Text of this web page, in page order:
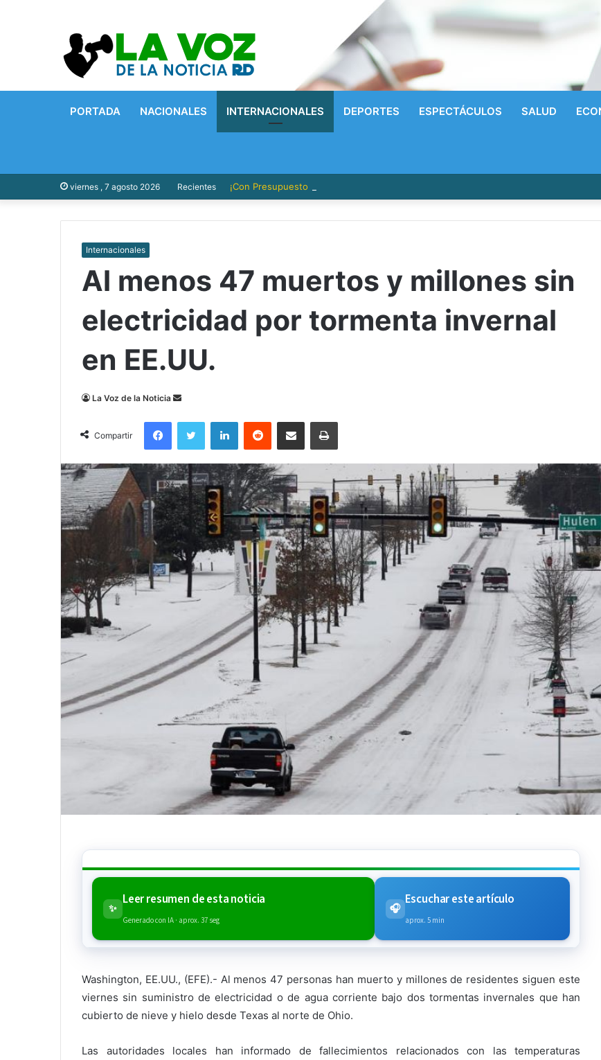
PORTADA NACIONALES INTERNACIONALES DEPORTES ESPECTÁCULOS SALUD
viernes , 7 agosto 2026 Recientes ¡Con Presupuesto Pírrico a la Gloria! Radhames Tavarez y la Hazaña Dorada de la
Internacionales
Al menos 47 muertos y millones sin
electricidad por tormenta invernal
en EE.UU.
La Voz de la Noticia
Send
email
Compartir
FacebookTwitter LinkedInReddit Compartir via Email Imprimi
✨
Leer resumen de esta noticia
Generado con IA · aprox. 37 seg
🎧
Escuchar este artículo
aprox. 5 min
Washington, EE.UU., (EFE).- Al menos 47 personas han muerto y millones de residentes siguen este
viernes sin suministro de electricidad o de agua corriente bajo dos tormentas invernales que han
cubierto de nieve y hielo desde Texas al norte de Ohio.
Las autoridades locales han informado de fallecimientos relacionados con las temperaturas